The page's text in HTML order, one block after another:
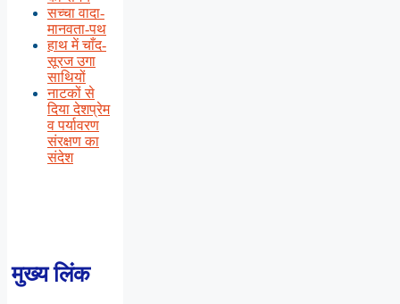
सच्चा वादा-
मानवता-पथ
हाथ में चाँद-
सूरज उगा
साथियों
नाटकों से
दिया देशप्रेम
व पर्यावरण
संरक्षण का
संदेश
मुख्य लिंक